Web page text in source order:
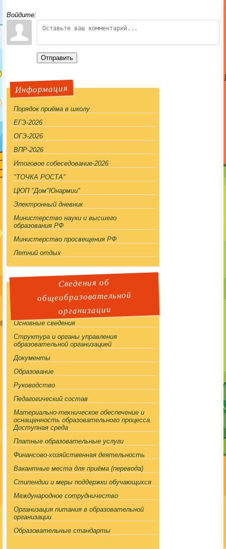
Войдите:
Отправить
Информация
Порядок приёма в школу
ЕГЭ-2026
ОГЭ-2026
ВПР-2026
Итоговое собеседование-2026
"ТОЧКА РОСТА"
ЦЮП "Дом"Юнармии"
Электронный дневник
Министерство науки и высшего
образования РФ
Министерство просвещения РФ
Летний отдых
Сведения об
общеобразовательной
организации
Основные сведения
Структура и органы управления
образовательной организацией
Документы
Образование
Руководство
Педагогический состав
Материально-техническое обеспечение и
оснащенность образовательного процесса.
Доступная среда
Платные образовательные услуги
Финансово-хозяйственная деятельность
Вакантные места для приёма (перевода)
Стипендии и меры поддержки обучающихся
Международное сотрудничество
Организация питания в образовательной
организации
Образовательные стандарты